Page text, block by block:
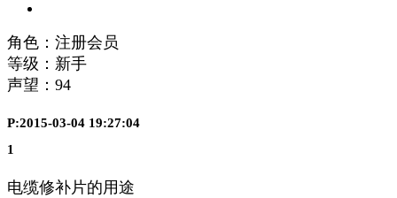
角色：注册会员
等级：新手
声望： 94
P:2015-03-04 19:27:04
1
电缆修补片的用途